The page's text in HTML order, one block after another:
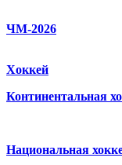
ЧМ-2026
Хоккей
Континентальная
Национальная